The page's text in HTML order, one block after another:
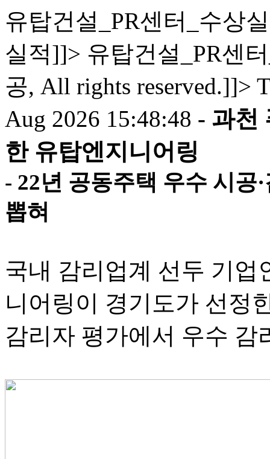
유탑건설_PR센터_수상
실적]]> 유탑건설_PR센
공, All rights reserved.]]>
Aug 2026 15:48:48 - 과천
한 유탑엔지니어링
- 22년 공동주택 우수 시공
뽑혀
국내 감리업계 선두 기업
니어링이 경기도가 선정
감리자 평가에서 우수